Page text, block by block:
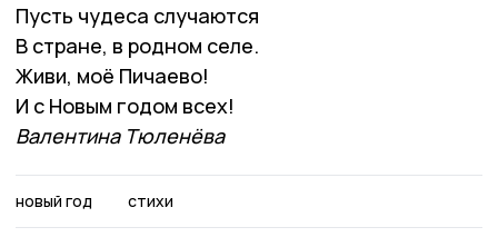
Пусть чудеса случаются
В стране, в родном селе.
Живи, моё Пичаево!
И с Новым годом всех!
Валентина Тюленёва
новый год стихи